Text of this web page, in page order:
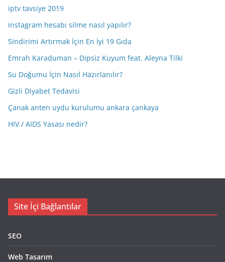
iptv tavsiye 2019
instagram hesabı silme nasıl yapılır?
Sindirimi Artırmak İçin En İyi 19 Gıda
Emrah Karaduman – Dipsiz Kuyum feat. Aleyna Tilki
Su Doğumu İçin Nasıl Hazırlanılır?
Gizli Diyabet Tedavisi
Çanak anten uydu kurulumu ankara çankaya
HIV / AIDS Yasası nedir?
Site İçi Bağlantılar
SEO
Web Tasarım